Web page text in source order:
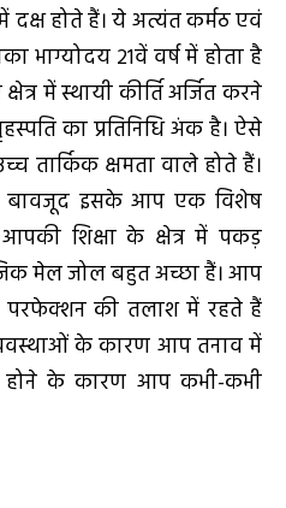
होते हैं। ये अत्यंत कर्मठ एवं
भाग्योदय 21वें वर्ष में होता है
में स्थायी कीर्ति अर्जित करने
का प्रतिनिधि अंक है। ऐसे
तार्किक क्षमता वाले होते हैं।
बावजूद इसके आप एक विशेष
शिक्षा के क्षेत्र में पकड़
मेल जोल बहुत अच्छा हैं। आप
परफेक्शन की तलाश में रहते हैं
के कारण आप तनाव में
होने के कारण आप कभी-कभी